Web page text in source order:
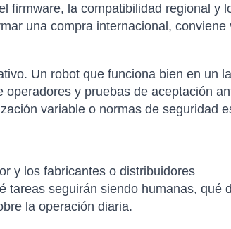
firmware, la compatibilidad regional y
una compra internacional, conviene
Un robot que funciona bien en un
y pruebas de aceptación
variable o normas de seguridad
y los fabricantes o distribuidores
tareas seguirán siendo humanas, qué
la operación diaria.